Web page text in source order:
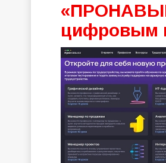
цифровым